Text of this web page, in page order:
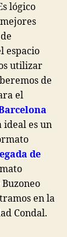
lógico
espacio
utilizar
de
el
ideal es un
de
en la
Condal.